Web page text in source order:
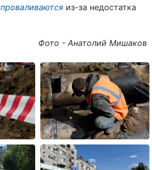
проваливаются из-за недостатка
Фото - Анатолий Мишаков